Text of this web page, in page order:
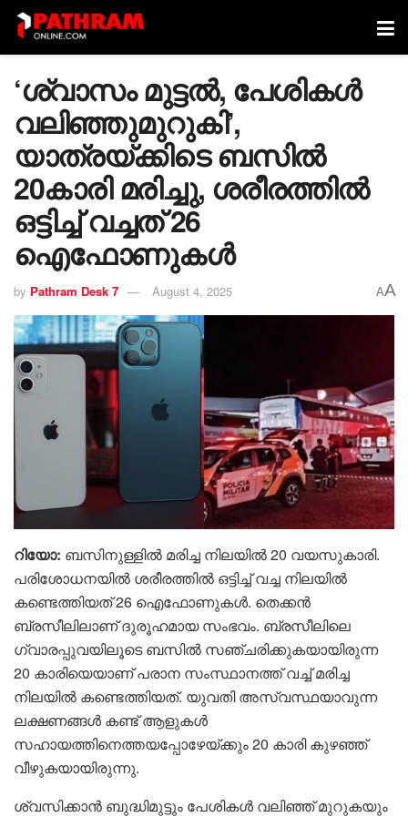
‘ശ്വാസം മുട്ടൽ, പേശികൾ
വലിഞ്ഞുമുറുകി’,
യാത്രയ്ക്കിടെ ബസിൽ
20കാരി മരിച്ചു, ശരീരത്തിൽ
ഒട്ടിച്ച് വച്ചത് 26
ഐഫോണുകൾ
by Pathram Desk 7 August 4, 2025 AA
റിയോ: ബസിനുള്ളിൽ മരിച്ച നിലയിൽ 20 വയസുകാരി.
പരിശോധനയിൽ ശരീരത്തിൽ ഒട്ടിച്ച് വച്ച നിലയിൽ
കണ്ടെത്തിയത് 26 ഐഫോണുകൾ. തെക്കൻ
ബ്രസീലിലാണ് ദുരൂഹമായ സംഭവം. ബ്രസീലിലെ
ഗ്വാരപ്പുവയിലൂടെ ബസിൽ സഞ്ചരിക്കുകയായിരുന്ന
20 കാരിയെയാണ് പരാന സംസ്ഥാനത്ത് വച്ച് മരിച്ച
നിലയിൽ കണ്ടെത്തിയത്. യുവതി അസ്വസ്ഥയാവുന്ന
ലക്ഷണങ്ങൾ കണ്ട് ആളുകൾ
സഹായത്തിനെത്തയപ്പോഴേയ്ക്കും 20 കാരി കുഴ‌ഞ്ഞ്
വീഴുകയായിരുന്നു.
ശ്വസിക്കാൻ ബുദ്ധിമുട്ടും പേശികൾ വലിഞ്ഞ് മുറുകയും